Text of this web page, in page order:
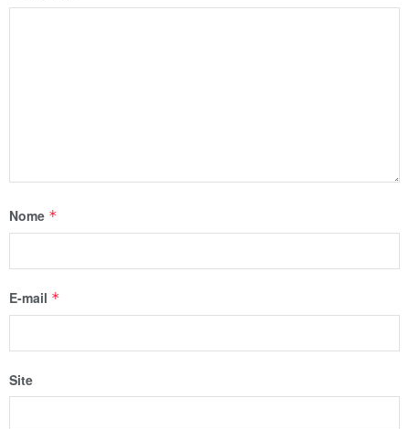
Nome *
E-mail *
Site